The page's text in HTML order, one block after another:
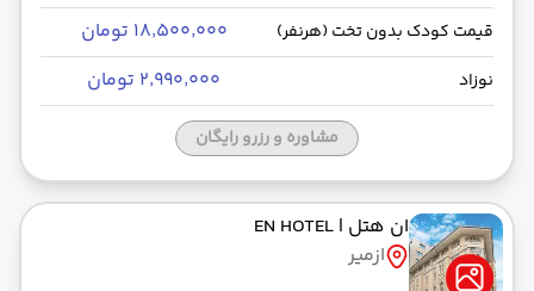
قیمت کودک بدون تخت (هرنفر) ۱۸٬۵۰۰٬۰۰۰ تومان
نوزاد ۲٬۹۹۰٬۰۰۰ تومان
مشاوره و رزرو رایگان
ان هتل | EN HOTEL
ازمیر